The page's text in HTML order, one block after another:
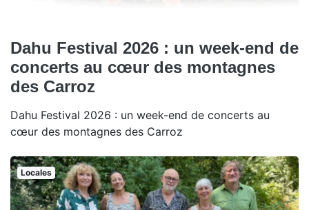
Dahu Festival 2026 : un week-end de
concerts au cœur des montagnes
des Carroz
Dahu Festival 2026 : un week-end de concerts au
cœur des montagnes des Carroz
Locales